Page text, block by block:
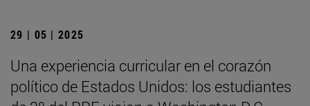
29 | 05 | 2025
Una experiencia curricular en el corazón
político de Estados Unidos: los estudiantes